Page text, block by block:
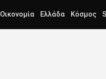
Οικονομία Ελλάδα Κόσμος